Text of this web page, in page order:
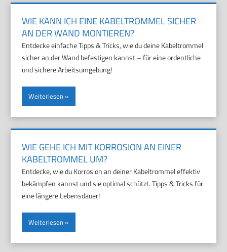
WIE KANN ICH EINE KABELTROMMEL SICHER
AN DER WAND MONTIEREN?
Entdecke einfache Tipps & Tricks, wie du deine Kabeltrommel
sicher an der Wand befestigen kannst – für eine ordentliche
und sichere Arbeitsumgebung!
Weiterlesen
WIE GEHE ICH MIT KORROSION AN EINER
KABELTROMMEL UM?
Entdecke, wie du Korrosion an deiner Kabeltrommel effektiv
bekämpfen kannst und sie optimal schützt. Tipps & Tricks für
eine längere Lebensdauer!
Weiterlesen